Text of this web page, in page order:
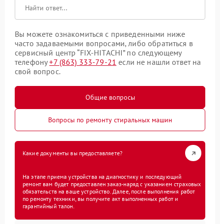
Вы можете ознакомиться с приведенными ниже
часто задаваемыми вопросами, либо обратиться в
сервисный центр “FIX-HITACHI” по следующему
телефону+7 (863) 333-79-21 если не нашли ответ на
свой вопрос.
Общие вопросы
Вопросы по ремонту стиральных машин
Какие документы вы предоставляете?
На этапе приема устройства на диагностику и последующий
ремонт вам будет предоставлен заказ-наряд с указанием страховых
обязательств на ваше устройство. Далее, после выполнения работ
по ремонту техники, вы получите акт выполненных работ и
гарантийный талон.